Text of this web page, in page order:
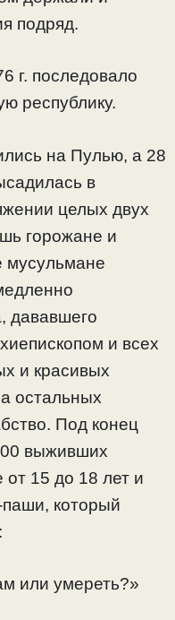
подряд.
г. последовало
республику.
на Пулью, а 28
в
целых двух
горожане и
мусульмане
дававшего
и всех
и красивых
остальных
Под конец
выживших
15 до 18 лет и
паши, который
или умереть?»